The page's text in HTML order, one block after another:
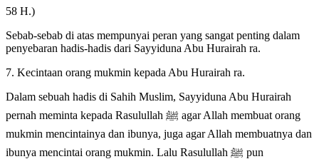
58 H.)
Sebab-sebab di atas mempunyai peran yang sangat penting dalam
penyebaran hadis-hadis dari Sayyiduna Abu Hurairah ra.
7. Kecintaan orang mukmin kepada Abu Hurairah ra.
Dalam sebuah hadis di Sahih Muslim, Sayyiduna Abu Hurairah
pernah meminta kepada Rasulullah ﷺ agar Allah membuat orang
mukmin mencintainya dan ibunya, juga agar Allah membuatnya dan
ibunya mencintai orang mukmin. Lalu Rasulullah ﷺ pun